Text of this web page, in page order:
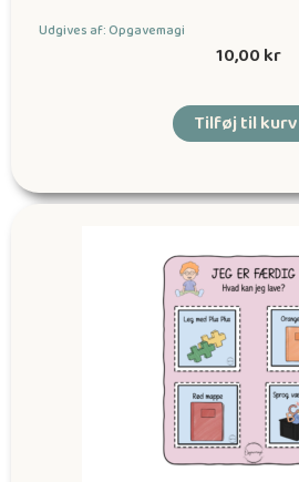
Udgives af: Opgavemagi
10,00kr
Tilføj til kurv